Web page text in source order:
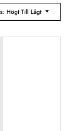
Högt Till Lågt